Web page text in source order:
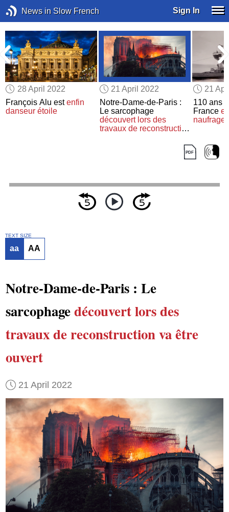
News in Slow French Sign In
28 April 2022
François Alu estenfin
danseur étoile
21 April 2022
Notre-Dame-de-Paris :
Le sarcophage
découvert lors des
travaux de reconstruction
21
110 ans
France
naufrage
TEXT SIZE
aa AA
Notre-Dame-de-Paris : Le
sarcophagedécouvertlors des
travaux de reconstructionva être
ouvert
21 April 2022